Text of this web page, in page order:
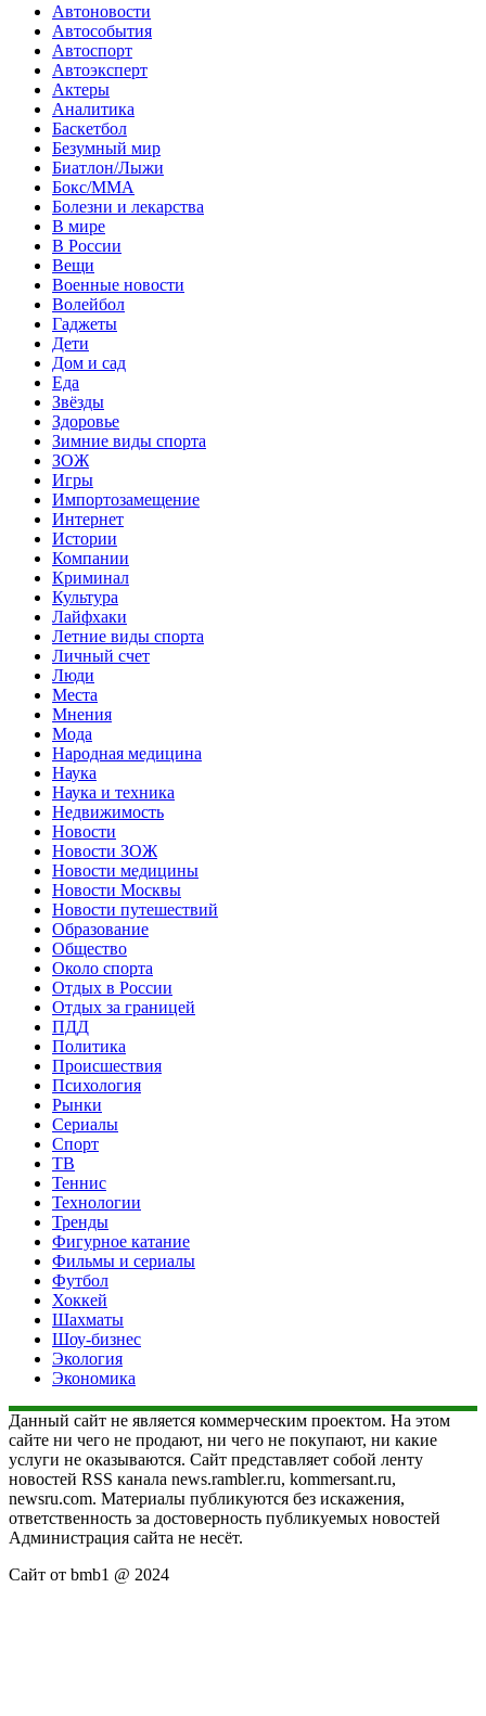
Автоновости
Автособытия
Автоспорт
Автоэксперт
Актеры
Аналитика
Баскетбол
Безумный мир
Биатлон/Лыжи
Бокс/MMA
Болезни и лекарства
В мире
В России
Вещи
Военные новости
Волейбол
Гаджеты
Дети
Дом и сад
Еда
Звёзды
Здоровье
Зимние виды спорта
ЗОЖ
Игры
Импортозамещение
Интернет
Истории
Компании
Криминал
Культура
Лайфхаки
Летние виды спорта
Личный счет
Люди
Места
Мнения
Мода
Народная медицина
Наука
Наука и техника
Недвижимость
Новости
Новости ЗОЖ
Новости медицины
Новости Москвы
Новости путешествий
Образование
Общество
Около спорта
Отдых в России
Отдых за границей
ПДД
Политика
Происшествия
Психология
Рынки
Сериалы
Спорт
ТВ
Теннис
Технологии
Тренды
Фигурное катание
Фильмы и сериалы
Футбол
Хоккей
Шахматы
Шоу-бизнес
Экология
Экономика
Данный сайт не является коммерческим проектом. На этом
сайте ни чего не продают, ни чего не покупают, ни какие
услуги не оказываются. Сайт представляет собой ленту
новостей RSS канала news.rambler.ru, kommersant.ru,
newsru.com. Материалы публикуются без искажения,
ответственность за достоверность публикуемых новостей
Администрация сайта не несёт.
Сайт от bmb1 @ 2024